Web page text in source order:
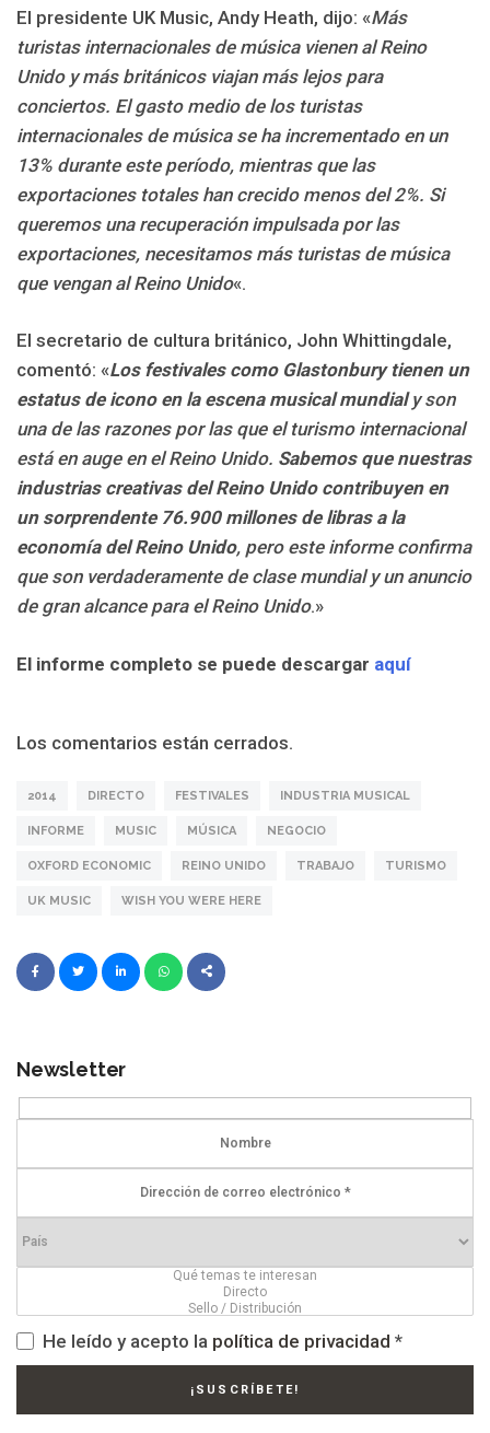
El presidente UK Music, Andy Heath, dijo: «Más
turistas internacionales de música vienen al Reino
Unido y más británicos viajan más lejos para
conciertos. El gasto medio de los turistas
internacionales de música se ha incrementado en un
13% durante este período, mientras que las
exportaciones totales han crecido menos del 2%. Si
queremos una recuperación impulsada por las
exportaciones, necesitamos más turistas de música
que vengan al Reino Unido«.
El secretario de cultura británico, John Whittingdale,
comentó: «Los festivales como Glastonbury tienen un
estatus de icono en la escena musical mundialy son
una de las razones por las que el turismo internacional
está en auge en el Reino Unido. Sabemos que nuestras
industrias creativas del Reino Unido contribuyen en
un sorprendente 76.900 millones de libras a la
economía del Reino Unido, pero este informe confirma
que son verdaderamente de clase mundial y un anuncio
de gran alcance para el Reino Unido.»
El informe completo se puede descargar aquí
Los comentarios están cerrados.
2014 DIRECTO FESTIVALES INDUSTRIA MUSICAL
INFORME MUSIC MÚSICA NEGOCIO
OXFORD ECONOMIC REINO UNIDO TRABAJO TURISMO
UK MUSIC WISH YOU WERE HERE
Newsletter
He leído y acepto la política de privacidad *